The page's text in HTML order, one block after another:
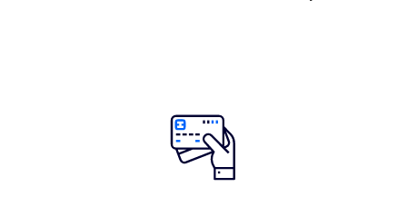
presupuesto por el valor total a pagar y sus gastos
adicionales estimados.Sin cobros sorpresa